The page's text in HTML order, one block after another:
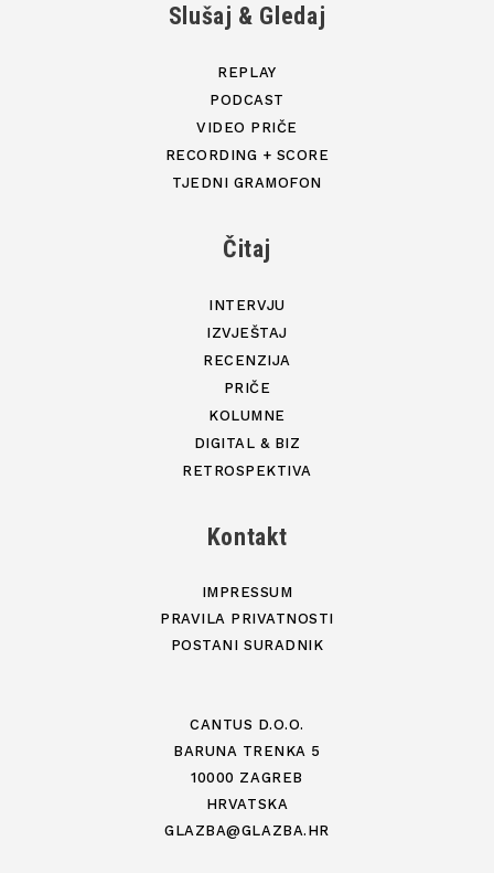
Slušaj & Gledaj
REPLAY
PODCAST
VIDEO PRIČE
RECORDING + SCORE
TJEDNI GRAMOFON
Čitaj
INTERVJU
IZVJEŠTAJ
RECENZIJA
PRIČE
KOLUMNE
DIGITAL & BIZ
RETROSPEKTIVA
Kontakt
IMPRESSUM
PRAVILA PRIVATNOSTI
POSTANI SURADNIK
CANTUS D.O.O.
BARUNA TRENKA 5
10000 ZAGREB
HRVATSKA
GLAZBA@GLAZBA.HR